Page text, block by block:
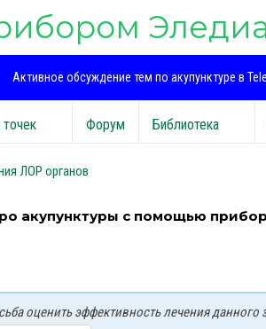
Активное обсуждение тем по акупунктуре в
Форум Библиотека
ЛОР органов
акупунктуры с помощью
оценить эффективность лечения